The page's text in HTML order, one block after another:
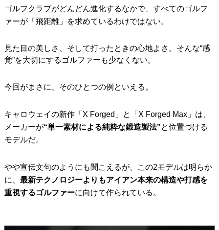
ゴルフクラブがどんどん進化するなかで、すべてのゴルフ
ァーが「飛距離」を求めているわけではない。
見た目の美しさ、そして打ったときの心地よさ。そんな“感
覚”を大切にするゴルファーも少なくない。
今回がまさに、そのひとつの例といえる。
キャロウェイの新作「X Forged」と「X Forged Max」は、
メーカーが“単一素材による純粋な鍛造製法”と位置づける
モデルだ。
やや宣伝文句のようにも聞こえるが、この2モデルは明らか
に、 最新テクノロジーよりもアイアン本来の構造や打感を
重視するゴルファーに向けて作られている。
IRONS アイアン
PUTTERS パター
Editor’s Picks 編集部のおすすめ
Our Team 私たちのチーム
Our Mission 私たちの使命